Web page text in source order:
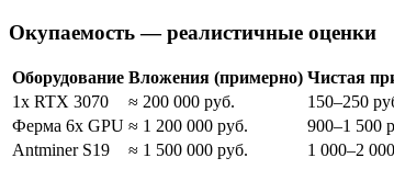
Окупаемость — реалистичные оценки
Оборудование Вложения (примерно) Чистая
1x RTX 3070
≈ 200 000 руб. 150–250
Ферма 6x GPU ≈ 1 200 000 руб. 900–1 500
Antminer S19
≈ 1 500 000 руб. 1 000–2